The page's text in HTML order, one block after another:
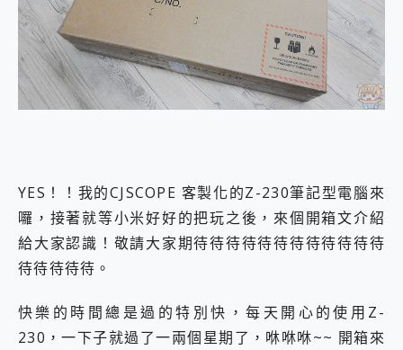
YES！！我的CJSCOPE 客製化的Z-230筆記型電腦來
囉，接著就等小米好好的把玩之後，來個開箱文介紹
給大家認識！敬請大家期待待待待待待待待待待待待
待待待待待。
快樂的時間總是過的特別快，每天開心的使用Z-
230，一下子就過了一兩個星期了，咻咻咻~~ 開箱來